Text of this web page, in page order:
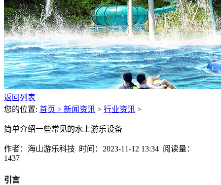
返回列表
您的位置: 首页 > 新闻资讯 > 行业资讯 >
简单介绍一些常见的水上游乐设备
作者：海山游乐科技 时间：2023-11-12 13:34 阅读量：
1437
引言